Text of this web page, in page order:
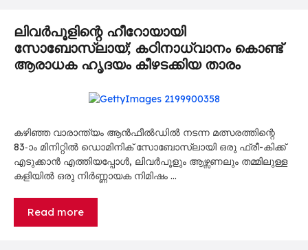
ലിവർപൂളിന്റെ ഹീറോയായി
സോബോസ്ലായ്; കഠിനാധ്വാനം കൊണ്ട്
ആരാധക ഹൃദയം കീഴടക്കിയ താരം
കഴിഞ്ഞ വാരാന്ത്യം ആൻഫീൽഡിൽ നടന്ന മത്സരത്തിന്റെ
83-ാം മിനിറ്റിൽ ഡൊമിനിക് സോബോസ്ലായി ഒരു ഫ്രീ-കിക്ക്
എടുക്കാൻ എത്തിയപ്പോൾ, ലിവർപൂളും ആഴ്സണലും തമ്മിലുള്ള
കളിയിൽ ഒരു നിർണ്ണായക നിമിഷം …
Read more